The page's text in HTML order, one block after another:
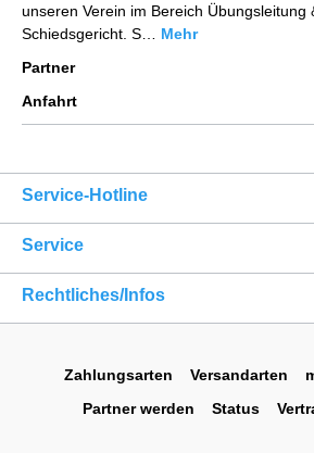
unseren Verein im Bereich Übungsleitung
Schiedsgericht. S… Mehr
Partner
Anfahrt
Service-Hotline
Service
Rechtliches/Infos
Zahlungsarten Versandarten
Partner werden
Status